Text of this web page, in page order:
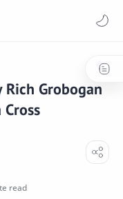
Rich Grobogan
read